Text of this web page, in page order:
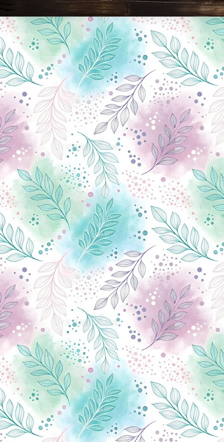
Новини Чернігова, Чернігівські новини, Чернігівський формат, новини Чернігова, події в Чернігові: політика, економіка, аналітика, культура, відеоновини, екологія, спортивний Чернігів, туризм, Чернігів